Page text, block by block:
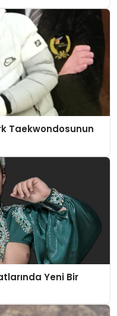
Taekwondosunun
Yeni Bir